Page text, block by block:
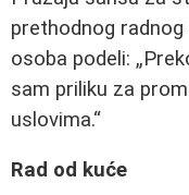
prethodnog
osoba podeli:
sam priliku za
uslovima.
Rad od kuće